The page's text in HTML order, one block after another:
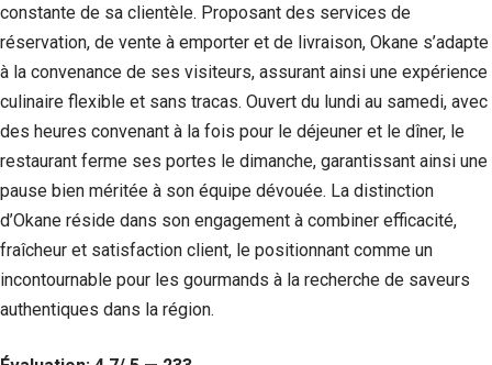
constante de sa clientèle. Proposant des services de
réservation, de vente à emporter et de livraison, Okane s’adapte
à la convenance de ses visiteurs, assurant ainsi une expérience
culinaire flexible et sans tracas. Ouvert du lundi au samedi, avec
des heures convenant à la fois pour le déjeuner et le dîner, le
restaurant ferme ses portes le dimanche, garantissant ainsi une
pause bien méritée à son équipe dévouée. La distinction
d’Okane réside dans son engagement à combiner efficacité,
fraîcheur et satisfaction client, le positionnant comme un
incontournable pour les gourmands à la recherche de saveurs
authentiques dans la région.